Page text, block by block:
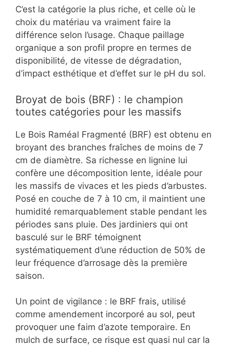
C’est la catégorie la plus riche, et celle où le
choix du matériau va vraiment faire la
différence selon l’usage. Chaque paillage
organique a son profil propre en termes de
disponibilité, de vitesse de dégradation,
d’impact esthétique et d’effet sur le pH du sol.
Broyat de bois (BRF) : le champion
toutes catégories pour les massifs
Le Bois Raméal Fragmenté (BRF) est obtenu en
broyant des branches fraîches de moins de 7
cm de diamètre. Sa richesse en lignine lui
confère une décomposition lente, idéale pour
les massifs de vivaces et les pieds d’arbustes.
Posé en couche de 7 à 10 cm, il maintient une
humidité remarquablement stable pendant les
périodes sans pluie. Des jardiniers qui ont
basculé sur le BRF témoignent
systématiquement d’une réduction de 50% de
leur fréquence d’arrosage dès la première
saison.
Un point de vigilance : le BRF frais, utilisé
comme amendement incorporé au sol, peut
provoquer une faim d’azote temporaire. En
mulch de surface, ce risque est quasi nul car la